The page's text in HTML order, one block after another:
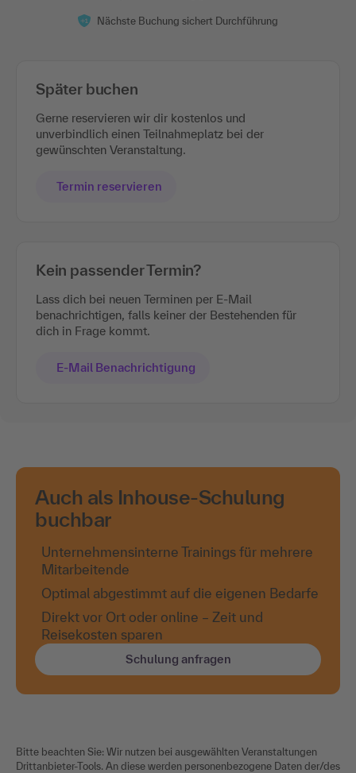
Nächste Buchung sichert Durchführung
Später buchen
Gerne reservieren wir dir kostenlos und
unverbindlich einen Teilnahmeplatz bei der
gewünschten Veranstaltung.
Termin reservieren
Kein passender Termin?
Lass dich bei neuen Terminen per E-Mail
benachrichtigen, falls keiner der Bestehenden für
dich in Frage kommt.
E-Mail Benachrichtigung
Auch als Inhouse-Schulung
buchbar
Unternehmensinterne Trainings für mehrere
Mitarbeitende
Optimal abgestimmt auf die eigenen Bedarfe
Direkt vor Ort oder online – Zeit und
Reisekosten sparen
Schulung anfragen
Bitte beachten Sie: Wir nutzen bei ausgewählten Veranstaltungen
Drittanbieter-Tools. An diese werden personenbezogene Daten der/des